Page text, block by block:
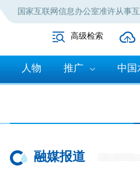
国家互联网信息办公室准许从事
高级检索
人物 推广 中国
融媒报道